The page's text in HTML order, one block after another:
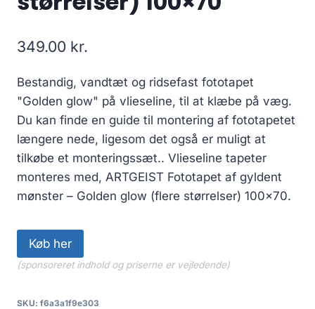
349.00 kr.
Bestandig, vandtæt og ridsefast fototapet
"Golden glow" på vlieseline, til at klæbe på væg.
Du kan finde en guide til montering af fototapetet
længere nede, ligesom det også er muligt at
tilkøbe et monteringssæt.. Vlieseline tapeter
monteres med, ARTGEIST Fototapet af gyldent
mønster – Golden glow (flere størrelser) 100×70.
Køb her
(sponsoreret indhold og priserne er vejledende)
SKU: f6a3a1f9e303